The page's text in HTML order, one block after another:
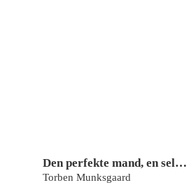
Den perfekte mand, en selvbiografi
Torben Munksgaard